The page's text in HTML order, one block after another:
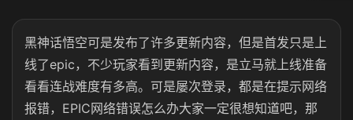
黑神话悟空可是发布了许多更新内容，但是首发只是上
线了epic，不少玩家看到更新内容，是立马就上线准备
看看连战难度有多高。可是屡次登录，都是在提示网络
报错，EPIC网络错误怎么办大家一定很想知道吧，那